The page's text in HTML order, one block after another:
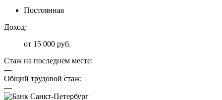
Постоянная
Доход:
от 15 000 руб.
Стаж на последнем месте:
—
Общий трудовой стаж:
—